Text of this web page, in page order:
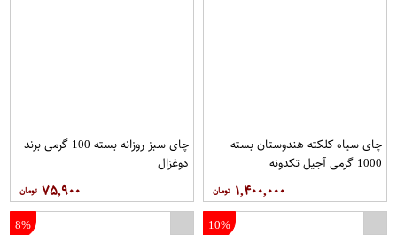
چای سیاه کلکته هندوستان بسته
1000 گرمی آجیل تکدونه
۱,۴۰۰,۰۰۰
چای سبز روزانه بسته 100 گرمی برند
دوغزال
۷۵,۹۰۰
10%
8%